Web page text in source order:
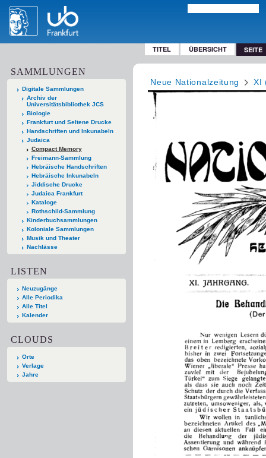
TITEL ÜBERSICHT SEITE
SAMMLUNGEN
Digitale Sammlungen
Archiv der
Universitätsbibliothek JCS
Biologie
Frankfurt und Seltene Drucke
Handschriften und Inkunabeln
Judaica
Compact Memory
Freimann-Sammlung
Hebräische Handschriften
Hebräische Inkunabeln
Jiddische Drucke
Judaica Frankfurt
Kataloge
Rothschild-Sammlung
Kinderbuchsammlungen
Koloniale Sammlungen
Musik und Theater
Nachlässe
LISTEN
Neuzugänge
Alle Periodika
Alle Titel
Kalender
CLOUDS
Orte
Verlage
Jahre
Neue Nationalzeitung XI